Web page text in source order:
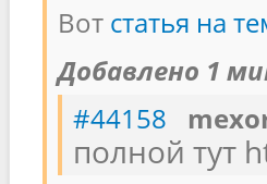
Вот статья на
Добавлено 1
#44158
полной тут